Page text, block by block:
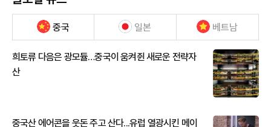
중국 일본 베트남
희토류 다음은 광모듈…중국이 움켜쥔 새로운 전략자
산
중국산 에어콘을 웃돈 주고 산다...유럽 열광시킨 메이